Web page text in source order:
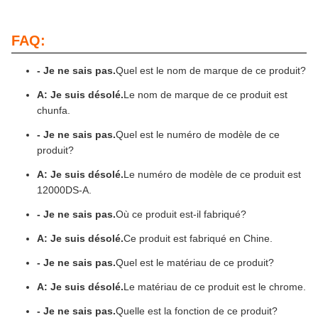
FAQ:
- Je ne sais pas.Quel est le nom de marque de ce produit?
A: Je suis désolé.Le nom de marque de ce produit est
chunfa.
- Je ne sais pas.Quel est le numéro de modèle de ce
produit?
A: Je suis désolé.Le numéro de modèle de ce produit est
12000DS-A.
- Je ne sais pas.Où ce produit est-il fabriqué?
A: Je suis désolé.Ce produit est fabriqué en Chine.
- Je ne sais pas.Quel est le matériau de ce produit?
A: Je suis désolé.Le matériau de ce produit est le chrome.
- Je ne sais pas.Quelle est la fonction de ce produit?